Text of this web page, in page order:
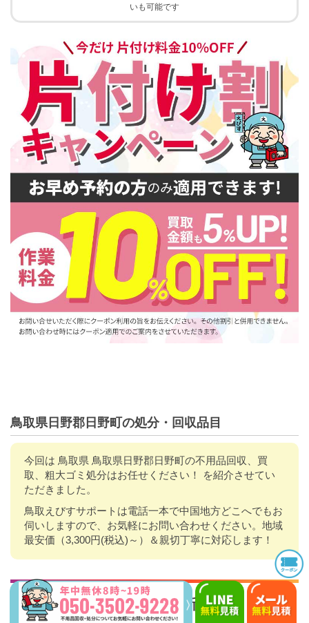
いも可能です
鳥取県日野郡日野町の処分・回収品目
今回は 鳥取県 鳥取県日野郡日野町の不用品回収、買
取、粗大ゴミ処分はお任せください！ を紹介させてい
ただきました。
鳥取えびすサポートは電話一本で中国地方どこへでもお
伺いしますので、お気軽にお問い合わせください。地域
最安価（3,300円(税込)～）＆親切丁寧に対応します！
Instagram更新中!